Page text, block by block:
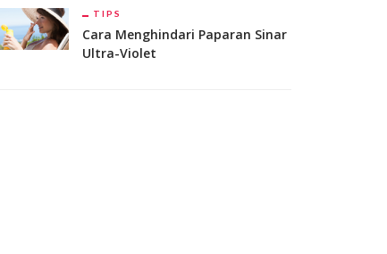
TIPS
Cara Menghindari Paparan Sinar
Ultra-Violet